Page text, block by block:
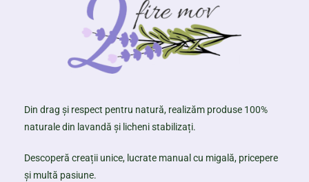
Din drag și respect pentru natură, realizăm produse 100%
naturale din lavandă și licheni stabilizați.
Descoperă creații unice, lucrate manual cu migală, pricepere
și multă pasiune.